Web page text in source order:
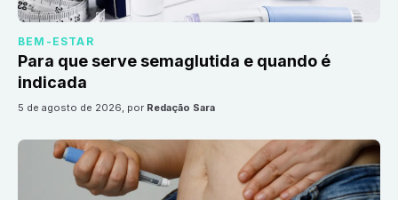
BEM-ESTAR
Para que serve semaglutida e quando é
indicada
5 de agosto de 2026, por Redação Sara